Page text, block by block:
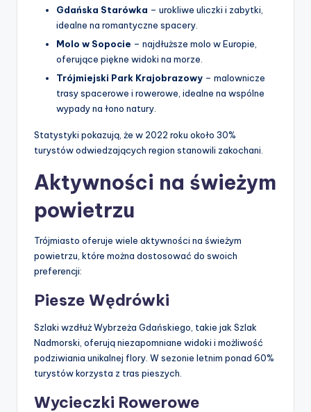
Gdańska Starówka – urokliwe uliczki i zabytki,
idealne na romantyczne spacery.
Molo w Sopocie – najdłuższe molo w Europie,
oferujące piękne widoki na morze.
Trójmiejski Park Krajobrazowy – malownicze
trasy spacerowe i rowerowe, idealne na wspólne
wypady na łono natury.
Statystyki pokazują, że w 2022 roku około 30%
turystów odwiedzających region stanowili zakochani.
Aktywności na świeżym
powietrzu
Trójmiasto oferuje wiele aktywności na świeżym
powietrzu, które można dostosować do swoich
preferencji:
Piesze Wędrówki
Szlaki wzdłuż Wybrzeża Gdańskiego, takie jak Szlak
Nadmorski, oferują niezapomniane widoki i możliwość
podziwiania unikalnej flory. W sezonie letnim ponad 60%
turystów korzysta z tras pieszych.
Wycieczki Rowerowe